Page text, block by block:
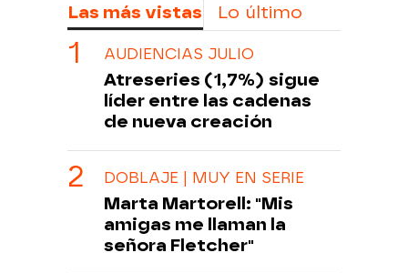
Las más vistas Lo último
AUDIENCIAS JULIO
Atreseries (1,7%) sigue
líder entre las cadenas
de nueva creación
DOBLAJE | MUY EN SERIE
Marta Martorell: "Mis
amigas me llaman la
señora Fletcher"